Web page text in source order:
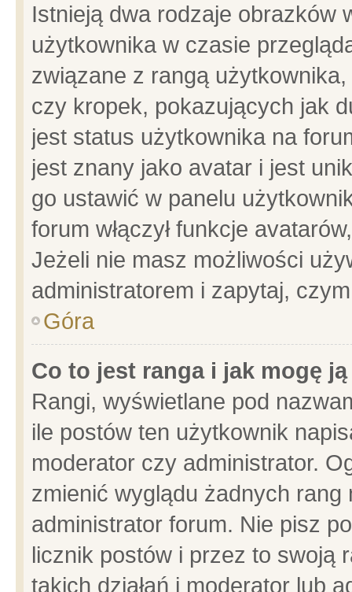
Istnieją dwa rodzaje obrazków
użytkownika w czasie
związane z rangą
czy kropek, pokazujących jak
jest status użytkownika na
jest znany jako avatar i jest
go ustawić w panelu
forum włączył funkcje
Jeżeli nie masz możliwości
administratorem i zapytaj,
Góra
Co to jest ranga i jak mogę
Rangi, wyświetlane pod
ile postów ten użytkownik
moderator czy administrator.
zmienić wyglądu żadnych
administrator forum. Nie pisz
licznik postów i przez to swoją
takich działań i moderator lub